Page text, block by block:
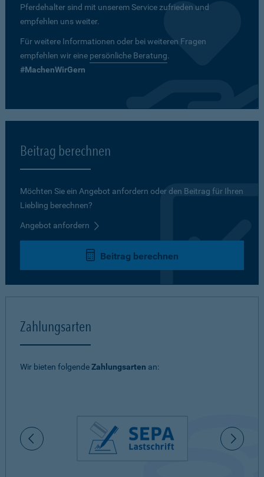
Pferdehalter sind mit unserem Service zufrieden und
empfehlen uns weiter.
Für weitere Informationen oder bei weiteren Fragen
empfehlen wir eine persönliche Beratung.
#MachenWirGern
Beitrag berechnen
Möchten Sie ein Angebot anfordern oder den Beitrag für Ihren
Liebling berechnen?
Angebot anfordern
Beitrag berechnen
Zahlungsarten
Wir bieten folgendeZahlungsarten an: